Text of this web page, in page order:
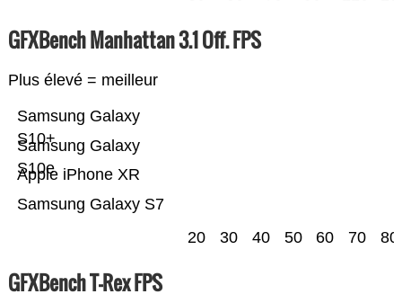
GFXBench Manhattan 3.1 Off. FPS
Plus élevé = meilleur
Samsung Galaxy S7
Apple iPhone XR
Samsung Galaxy
S10e
Samsung Galaxy
S10+
20 30 40 50 60 70 80
GFXBench T-Rex FPS